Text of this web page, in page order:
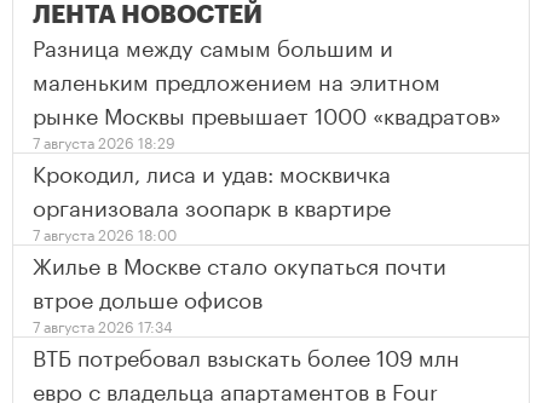
ЛЕНТА НОВОСТЕЙ
Разница между самым большим и
маленьким предложением на элитном
рынке Москвы превышает 1000 «квадратов»
7 августа 2026 18:29
Крокодил, лиса и удав: москвичка
организовала зоопарк в квартире
7 августа 2026 18:00
Жилье в Москве стало окупаться почти
втрое дольше офисов
7 августа 2026 17:34
ВТБ потребовал взыскать более 109 млн
евро с владельца апартаментов в Four